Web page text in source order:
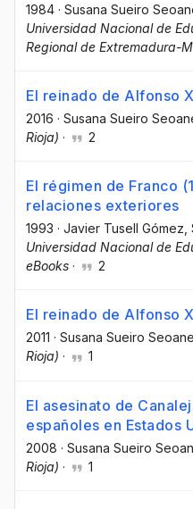
1984 · Susana Sueiro
Universidad Nacional de
Regional de Extremadura-
El reinado de Alfonso
2016 · Susana Sueiro
Rioja) · 2
El régimen de Franco
relaciones exteriores
1993 · Javier Tusell Gómez
Universidad Nacional de
eBooks · 2
El reinado de Alfonso
2011 · Susana Sueiro Seoane
Rioja) · 1
El asesinato de
españoles en Estados
2008 · Susana Sueiro
Rioja) · 1